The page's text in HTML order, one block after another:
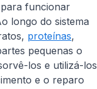
funcionar
longo do sistema
proteínas,
pequenas o
los e utilizá-los
e o reparo